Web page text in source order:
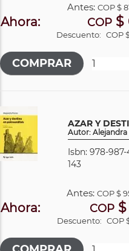
Antes:COP$
Ahora: COP $
Descuento: COP
AZAR Y
Autor: Alejandra
Isbn: 978-987-
143
Antes:COP$
Ahora: COP$
Descuento: COP